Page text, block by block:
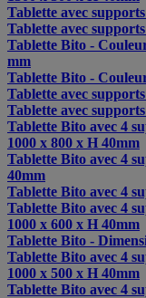
Tablette avec
Tablette avec
Tablette Bito -
mm
Tablette Bito -
Tablette avec
Tablette avec
Tablette Bito avec 4
1000 x 800 x H 40mm
Tablette Bito avec 4
40mm
Tablette Bito avec 4
Tablette Bito avec 4
1000 x 600 x H 40mm
Tablette Bito -
Tablette Bito avec 4
1000 x 500 x H 40mm
Tablette Bito avec 4